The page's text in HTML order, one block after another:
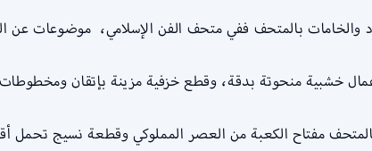
والخامات بالمتحف ففي متحف الفن الإسلامي، موضوعات عن
خشبية منحوتة بدقة، وقطع خزفية مزينة بإتقان
مفتاح الكعبة من العصر المملوكي وقطعة نسيج تحمل